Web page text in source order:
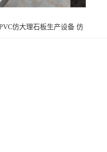
仿大理石板生产设备 仿